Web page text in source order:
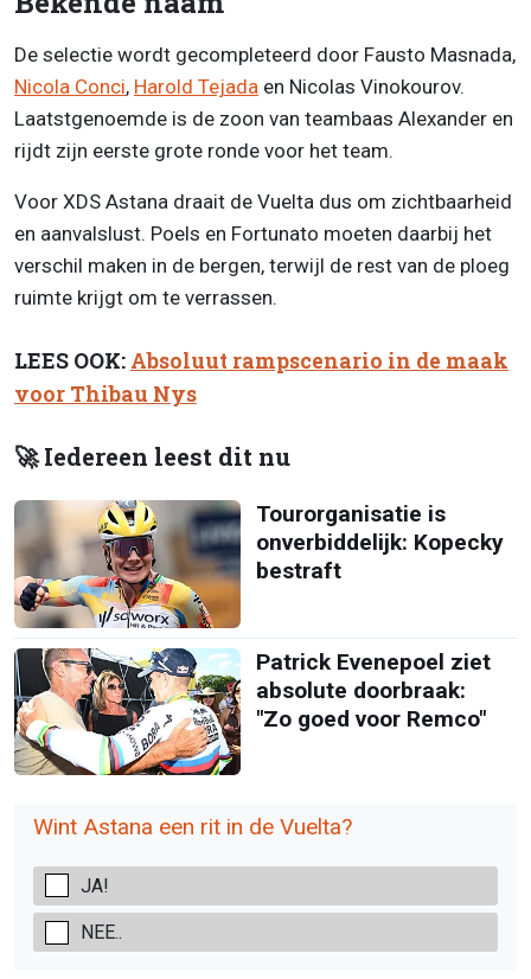
De selectie wordt gecompleteerd door Fausto Masnada,
Nicola Conci, Harold Tejada en Nicolas Vinokourov.
Laatstgenoemde is de zoon van teambaas Alexander en
rijdt zijn eerste grote ronde voor het team.
Voor XDS Astana draait de Vuelta dus om zichtbaarheid
en aanvalslust. Poels en Fortunato moeten daarbij het
verschil maken in de bergen, terwijl de rest van de ploeg
ruimte krijgt om te verrassen.
LEES OOK: Absoluut rampscenario in de maak
voor Thibau Nys
🚀 Iedereen leest dit nu
Tourorganisatie is
onverbiddelijk: Kopecky
bestraft
Patrick Evenepoel ziet
absolute doorbraak:
"Zo goed voor Remco"
Wint Astana een rit in de Vuelta?
JA!
NEE..